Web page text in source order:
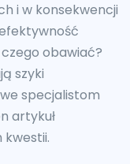
i w konsekwencji
obawiać?
szyki
specjalistom
artykuł